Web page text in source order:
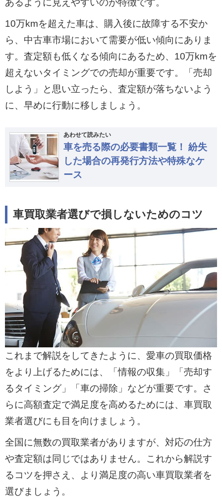
あるように見えやすいのが特徴です。
10万kmを超えた車は、購入後に故障する不安か
ら、中古車市場において需要が低い傾向にありま
す。査定額も低くなる傾向にあるため、10万kmを
超えないタイミングでの売却が重要です。「売却
しよう」と思い立ったら、査定額が落ちないよう
に、早めに行動に移しましょう。
あわせて読みたい
車を売る際の必要書類一覧！ 紛失
した場合の再発行方法や特殊なケ
ース
車買取業者選びで損しないためのコツ
これまで解説をしてきたように、愛車の買取価格
をより上げるためには、「情報の収集」「売却す
るタイミング」「車の掃除」などが重要です。さ
らに高額査定で満足度を高めるためには、車買取
業者選びにも目を向けましょう。
全国に無数の買取業者がありますが、対応の仕方
や査定額は同じではありません。これから解説す
るコツを押さえ、より満足度の高い車買取業者を
選びましょう。